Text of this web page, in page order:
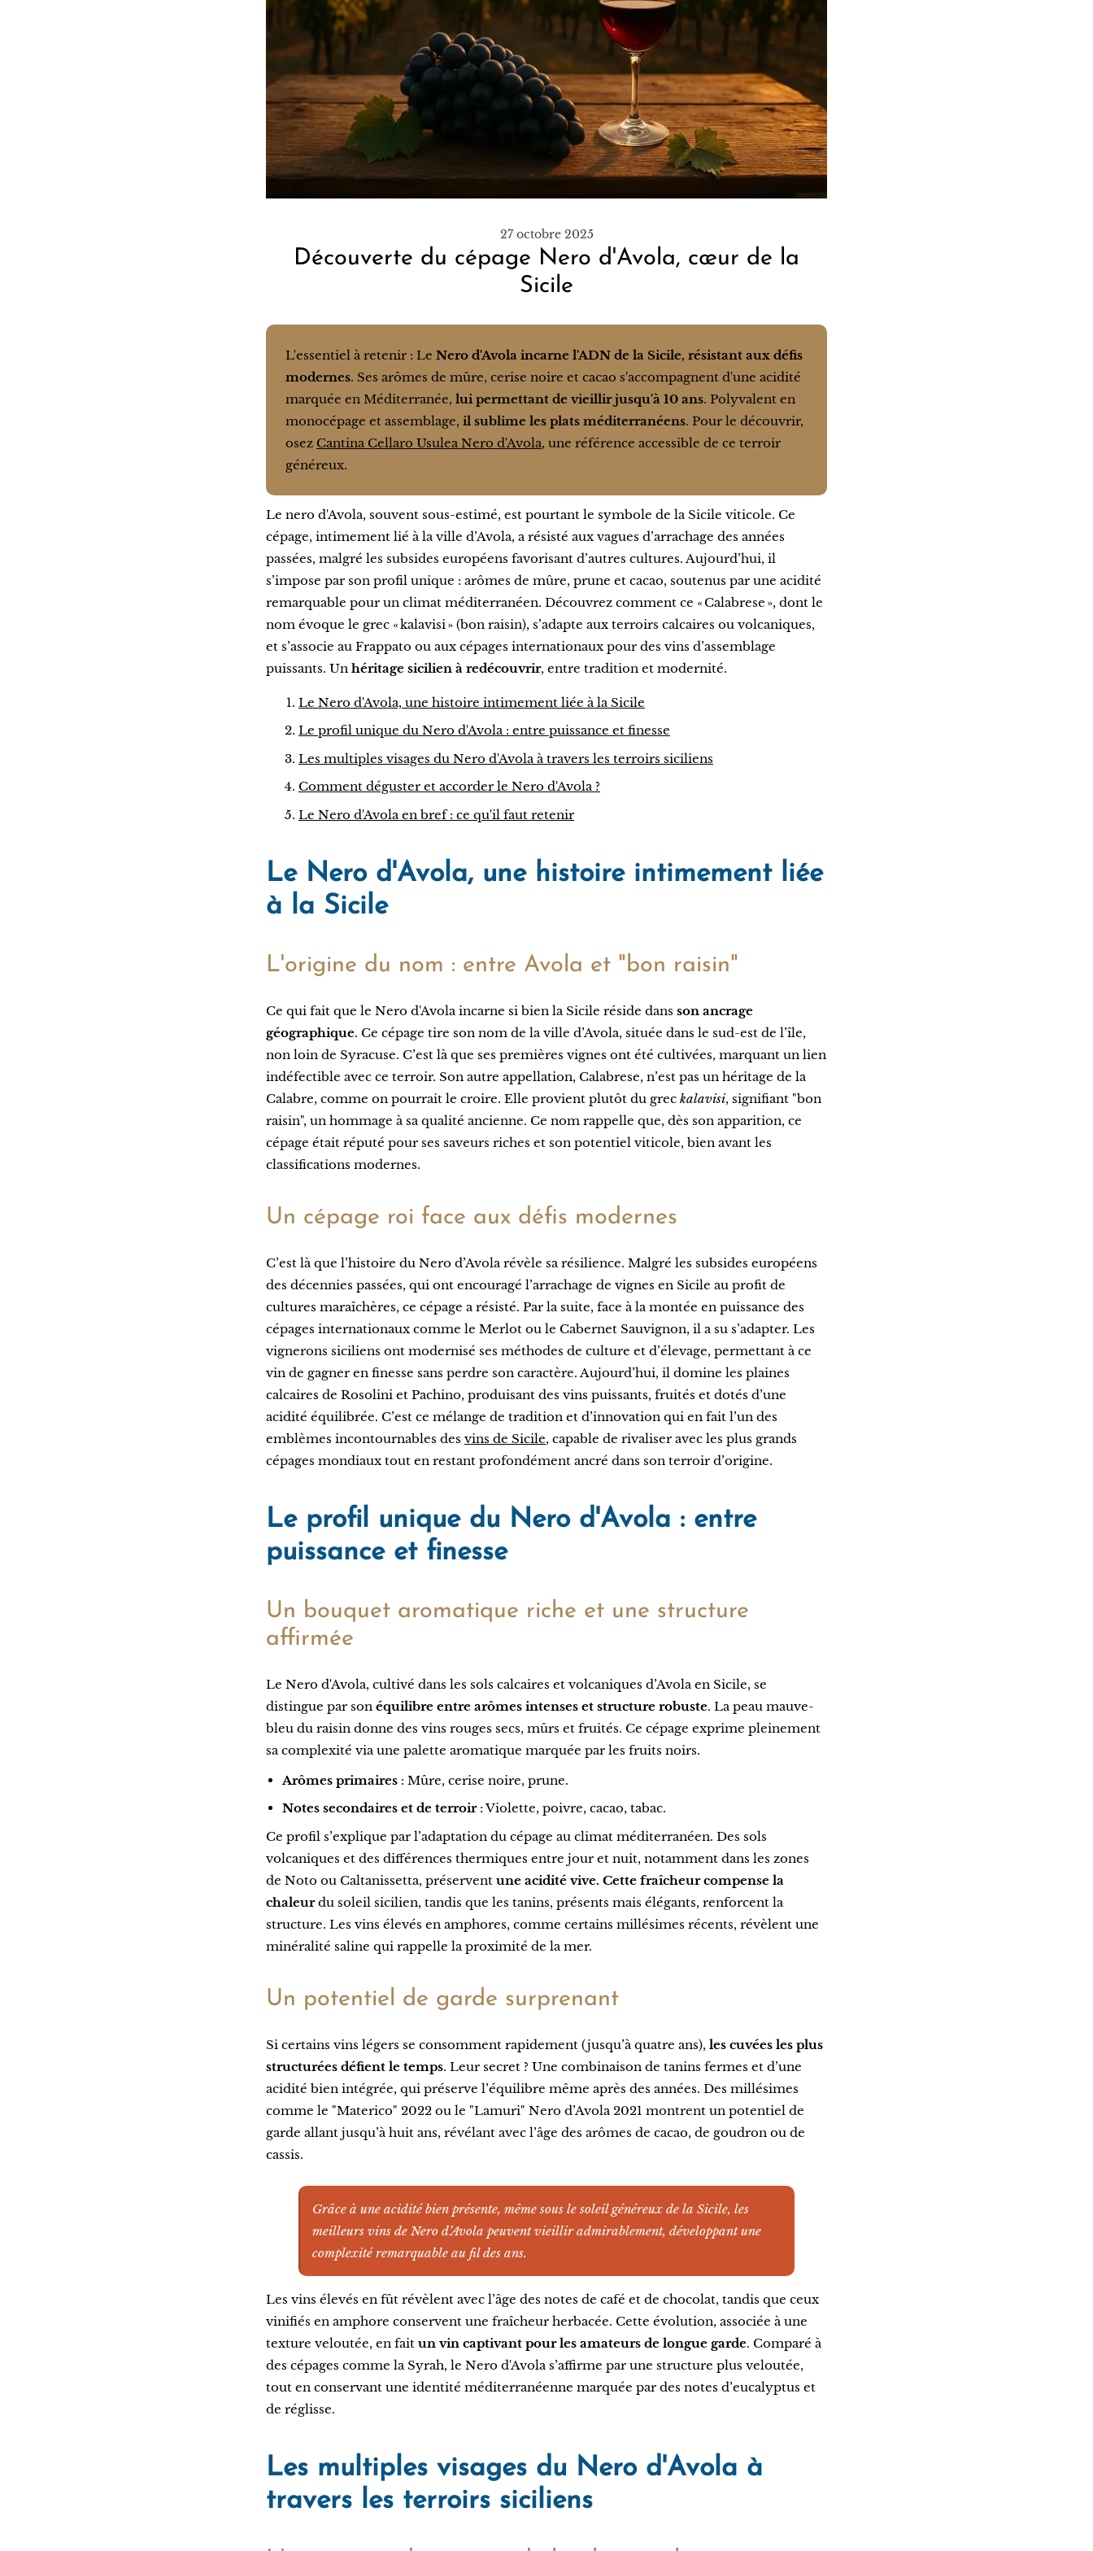
27 octobre 2025
Découverte du cépage Nero d'Avola, cœur de la
Sicile
L'essentiel à retenir : Le Nero d'Avola incarne l'ADN de la Sicile, résistant aux défis
modernes. Ses arômes de mûre, cerise noire et cacao s'accompagnent d'une acidité
marquée en Méditerranée, lui permettant de vieillir jusqu'à 10 ans. Polyvalent en
monocépage et assemblage, il sublime les plats méditerranéens. Pour le découvrir,
osez Cantina Cellaro Usulea Nero d'Avola, une référence accessible de ce terroir
généreux.
Le nero d'Avola, souvent sous-estimé, est pourtant le symbole de la Sicile viticole. Ce
cépage, intimement lié à la ville d’Avola, a résisté aux vagues d’arrachage des années
passées, malgré les subsides européens favorisant d’autres cultures. Aujourd’hui, il
s’impose par son profil unique : arômes de mûre, prune et cacao, soutenus par une acidité
remarquable pour un climat méditerranéen. Découvrez comment ce « Calabrese », dont le
nom évoque le grec « kalavisi » (bon raisin), s’adapte aux terroirs calcaires ou volcaniques,
et s’associe au Frappato ou aux cépages internationaux pour des vins d’assemblage
puissants. Un héritage sicilien à redécouvrir, entre tradition et modernité.
Le Nero d'Avola, une histoire intimement liée à la Sicile
Le profil unique du Nero d'Avola : entre puissance et finesse
Les multiples visages du Nero d'Avola à travers les terroirs siciliens
Comment déguster et accorder le Nero d'Avola ?
Le Nero d'Avola en bref : ce qu'il faut retenir
Le Nero d'Avola, une histoire intimement liée
à la Sicile
L'origine du nom : entre Avola et "bon raisin"
Ce qui fait que le Nero d'Avola incarne si bien la Sicile réside dans son ancrage
géographique. Ce cépage tire son nom de la ville d’Avola, située dans le sud-est de l’île,
non loin de Syracuse. C’est là que ses premières vignes ont été cultivées, marquant un lien
indéfectible avec ce terroir. Son autre appellation, Calabrese, n’est pas un héritage de la
Calabre, comme on pourrait le croire. Elle provient plutôt du grec kalavisi, signifiant "bon
raisin", un hommage à sa qualité ancienne. Ce nom rappelle que, dès son apparition, ce
cépage était réputé pour ses saveurs riches et son potentiel viticole, bien avant les
classifications modernes.
Un cépage roi face aux défis modernes
C’est là que l’histoire du Nero d’Avola révèle sa résilience. Malgré les subsides européens
des décennies passées, qui ont encouragé l’arrachage de vignes en Sicile au profit de
cultures maraîchères, ce cépage a résisté. Par la suite, face à la montée en puissance des
cépages internationaux comme le Merlot ou le Cabernet Sauvignon, il a su s’adapter. Les
vignerons siciliens ont modernisé ses méthodes de culture et d’élevage, permettant à ce
vin de gagner en finesse sans perdre son caractère. Aujourd’hui, il domine les plaines
calcaires de Rosolini et Pachino, produisant des vins puissants, fruités et dotés d’une
acidité équilibrée. C’est ce mélange de tradition et d’innovation qui en fait l’un des
emblèmes incontournables des vins de Sicile, capable de rivaliser avec les plus grands
cépages mondiaux tout en restant profondément ancré dans son terroir d’origine.
Le profil unique du Nero d'Avola : entre
puissance et finesse
Un bouquet aromatique riche et une structure
affirmée
Le Nero d'Avola, cultivé dans les sols calcaires et volcaniques d’Avola en Sicile, se
distingue par son équilibre entre arômes intenses et structure robuste. La peau mauve-
bleu du raisin donne des vins rouges secs, mûrs et fruités. Ce cépage exprime pleinement
sa complexité via une palette aromatique marquée par les fruits noirs.
Arômes primaires : Mûre, cerise noire, prune.
Notes secondaires et de terroir: Violette, poivre, cacao, tabac.
Ce profil s’explique par l’adaptation du cépage au climat méditerranéen. Des sols
volcaniques et des différences thermiques entre jour et nuit, notamment dans les zones
de Noto ou Caltanissetta, préservent une acidité vive. Cette fraîcheur compense la
chaleurdu soleil sicilien, tandis que les tanins, présents mais élégants, renforcent la
structure. Les vins élevés en amphores, comme certains millésimes récents, révèlent une
minéralité saline qui rappelle la proximité de la mer.
Un potentiel de garde surprenant
Si certains vins légers se consomment rapidement (jusqu’à quatre ans), les cuvées les plus
structurées défient le temps. Leur secret ? Une combinaison de tanins fermes et d’une
acidité bien intégrée, qui préserve l’équilibre même après des années. Des millésimes
comme le "Materico" 2022 ou le "Lamuri" Nero d’Avola 2021 montrent un potentiel de
garde allant jusqu’à huit ans, révélant avec l’âge des arômes de cacao, de goudron ou de
cassis.
Grâce à une acidité bien présente, même sous le soleil généreux de la Sicile, les
meilleurs vins de Nero d’Avola peuvent vieillir admirablement, développant une
complexité remarquable au fil des ans.
Les vins élevés en fût révèlent avec l’âge des notes de café et de chocolat, tandis que ceux
vinifiés en amphore conservent une fraîcheur herbacée. Cette évolution, associée à une
texture veloutée, en fait un vin captivant pour les amateurs de longue garde. Comparé à
des cépages comme la Syrah, le Nero d'Avola s’affirme par une structure plus veloutée,
tout en conservant une identité méditerranéenne marquée par des notes d’eucalyptus et
de réglisse.
Les multiples visages du Nero d'Avola à
travers les terroirs siciliens